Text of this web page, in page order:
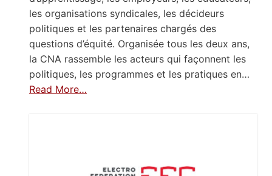
les organisations syndicales, les décideurs
politiques et les partenaires chargés des
questions d’équité. Organisée tous les deux ans,
la CNA rassemble les acteurs qui façonnent les
politiques, les programmes et les pratiques en…
Read More…